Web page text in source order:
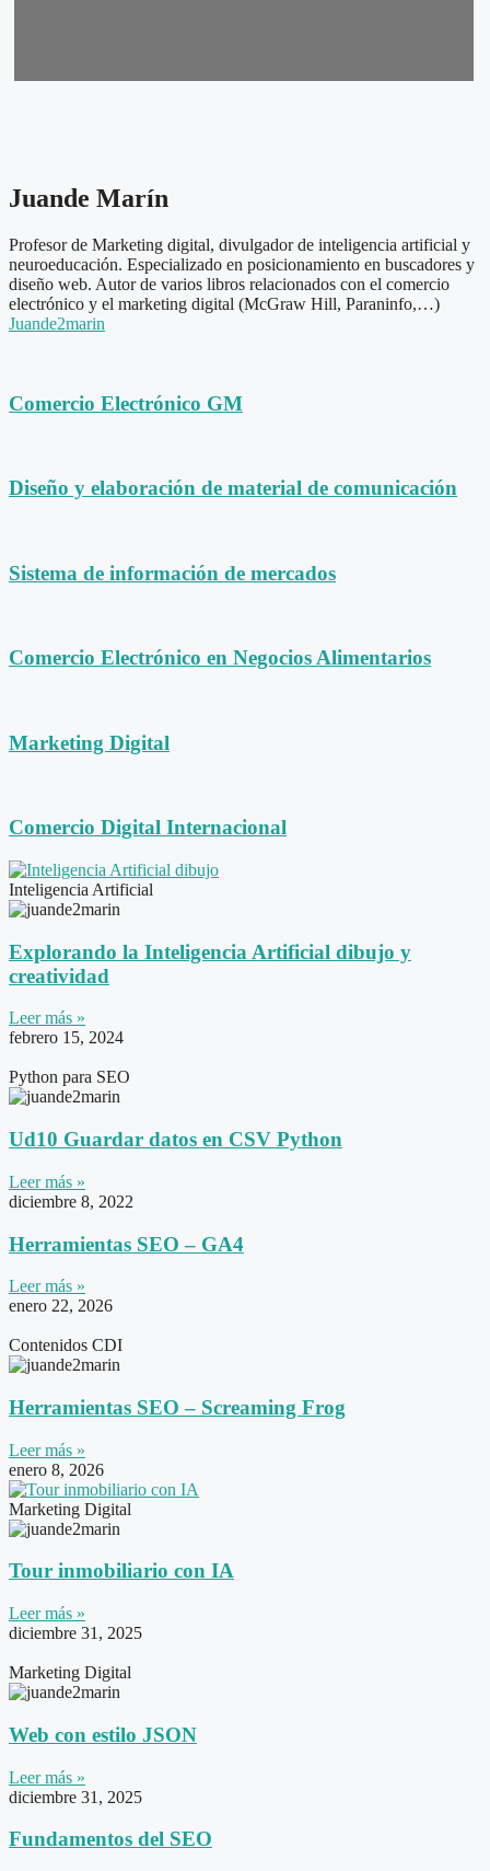
Juande Marín
Profesor de Marketing digital, divulgador de inteligencia artificial y
neuroeducación. Especializado en posicionamiento en buscadores y
diseño web. Autor de varios libros relacionados con el comercio
electrónico y el marketing digital (McGraw Hill, Paraninfo,…)
Juande2marin
Comercio Electrónico GM
Diseño y elaboración de material de comunicación
Sistema de información de mercados
Comercio Electrónico en Negocios Alimentarios
Marketing Digital
Comercio Digital Internacional
Inteligencia Artificial
Explorando la Inteligencia Artificial dibujo y
creatividad
Leer más »
febrero 15, 2024
Python para SEO
Ud10 Guardar datos en CSV Python
Leer más »
diciembre 8, 2022
Herramientas SEO – GA4
Leer más »
enero 22, 2026
Contenidos CDI
Herramientas SEO – Screaming Frog
Leer más »
enero 8, 2026
Marketing Digital
Tour inmobiliario con IA
Leer más »
diciembre 31, 2025
Marketing Digital
Web con estilo JSON
Leer más »
diciembre 31, 2025
Fundamentos del SEO